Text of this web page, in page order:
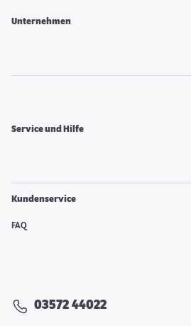
Unternehmen
Service und Hilfe
Kundenservice
FAQ
03572 44022